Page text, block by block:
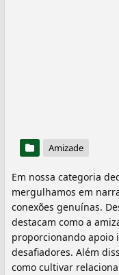
Amizade
Em nossa categoria
mergulhamos em
conexões genuínas.
destacam como a
proporcionando apoio
desafiadores. Além
como cultivar